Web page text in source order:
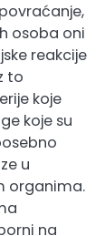
osoba oni
reakcije
to
koje
koje su
u
organima.
na